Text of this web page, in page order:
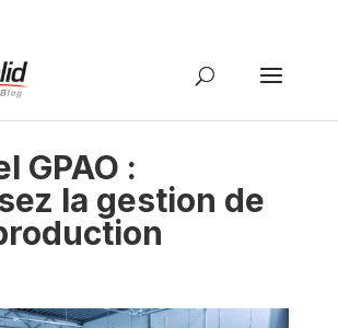
GPAO :
la gestion de